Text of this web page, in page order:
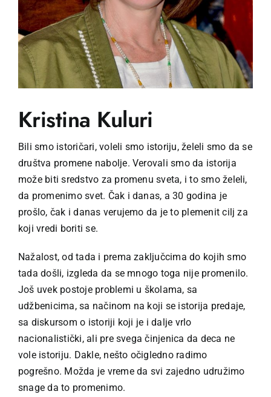
Kristina Kuluri
Bili smo istoričari, voleli smo istoriju, želeli smo da se
društva promene nabolje. Verovali smo da istorija
može biti sredstvo za promenu sveta, i to smo želeli,
da promenimo svet. Čak i danas, a 30 godina je
prošlo, čak i danas verujemo da je to plemenit cilj za
koji vredi boriti se.
Nažalost, od tada i prema zaključcima do kojih smo
tada došli, izgleda da se mnogo toga nije promenilo.
Još uvek postoje problemi u školama, sa
udžbenicima, sa načinom na koji se istorija predaje,
sa diskursom o istoriji koji je i dalje vrlo
nacionalistički, ali pre svega činjenica da deca ne
vole istoriju. Dakle, nešto očigledno radimo
pogrešno. Možda je vreme da svi zajedno udružimo
snage da to promenimo.